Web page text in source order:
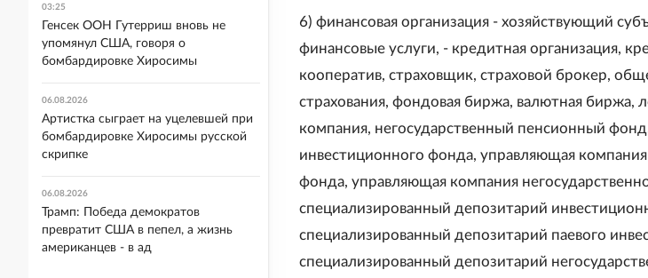
6) финансовая организация - хозяйствующий
финансовые услуги, - кредитная организация,
кооператив, страховщик, страховой брокер,
страхования, фондовая биржа, валютная биржа,
компания, негосударственный пенсионный
инвестиционного фонда, управляющая
фонда, управляющая компания
специализированный депозитарий
специализированный депозитарий паевого
специализированный депозитарий
03:25
Генсек ООН Гутерриш вновь не
упомянул США, говоря о
бомбардировке Хиросимы
06.08.2026
Артистка сыграет на уцелевшей при
бомбардировке Хиросимы русской
скрипке
06.08.2026
Трамп: Победа демократов
превратит США в пепел, а жизнь
американцев - в ад